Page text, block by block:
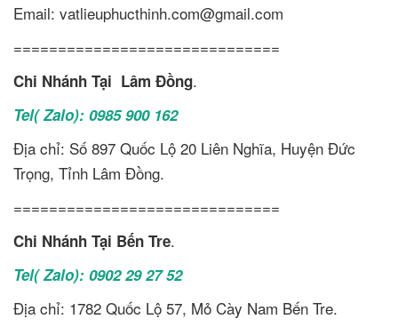
Email: vatlieuphucthinh.com@gmail.com
==============================
Chi Nhánh Tại Lâm Đồng.
Tel( Zalo): 0985 900 162
Địa chỉ: Số 897 Quốc Lộ 20 Liên Nghĩa, Huyện Đức
Trọng, Tỉnh Lâm Đồng.
==============================
Chi Nhánh Tại Bến Tre.
Tel( Zalo): 0902 29 27 52
Địa chỉ: 1782 Quốc Lộ 57, Mỏ Cày Nam Bến Tre.